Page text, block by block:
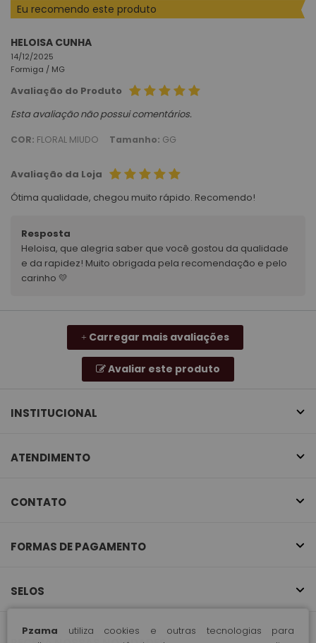
Pzama utiliza cookies e outras tecnologias para
Eu recomendo este produto
HELOISA CUNHA
14/12/2025
Formiga / MG
Avaliação do Produto
Esta avaliação não possui comentários.
COR: FLORAL MIUDO Tamanho: GG
Avaliação da Loja
Ótima qualidade, chegou muito rápido. Recomendo!
Resposta
Heloisa, que alegria saber que você gostou da qualidade
e da rapidez! Muito obrigada pela recomendação e pelo
carinho 💛
+ Carregar mais avaliações
Avaliar este produto
INSTITUCIONAL
ATENDIMENTO
CONTATO
FORMAS DE PAGAMENTO
SELOS